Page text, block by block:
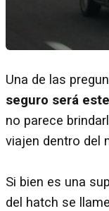
Una de las
seguro será
no parece
viajen dentro del
Si bien es una
del hatch se